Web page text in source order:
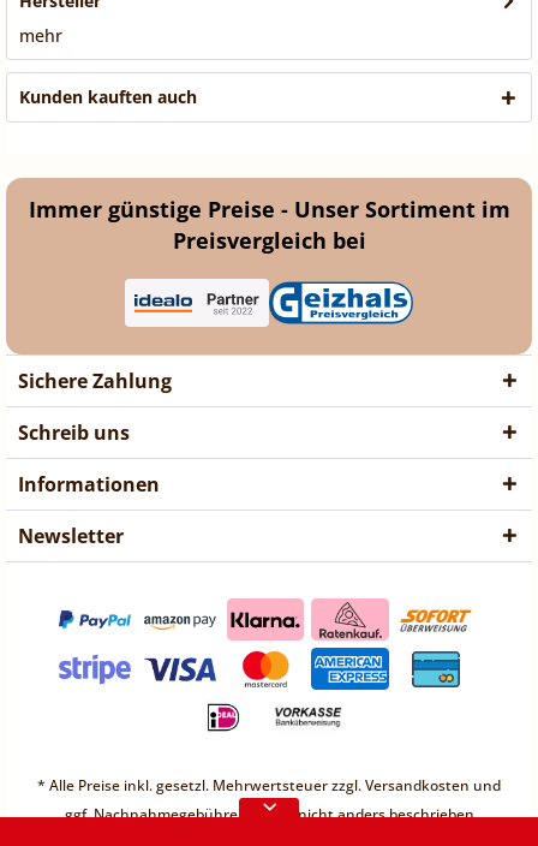
Vorübergehend sind keine
Bestellungen möglich.
mehr
Kunden kauften auch
Immer günstige Preise - Unser Sortiment im
Preisvergleich bei
Sichere Zahlung
Schreib uns
Informationen
Newsletter
* Alle Preise inkl. gesetzl. Mehrwertsteuer zzgl.Versandkosten und
ggf. Nachnahmegebühren, wenn nicht anders beschrieben